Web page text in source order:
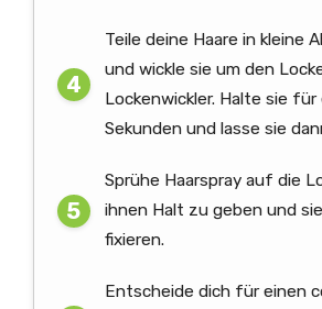
Teile deine Haare in kleine
und wickle sie um den
Lockenwickler. Halte sie für
Sekunden und lasse sie
Sprühe Haarspray auf die
ihnen Halt zu geben und
fixieren.
Entscheide dich für einen